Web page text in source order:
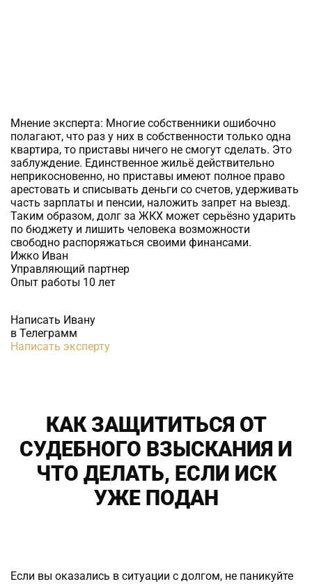
Мнение эксперта: Многие собственники ошибочно
полагают, что раз у них в собственности только одна
квартира, то приставы ничего не смогут сделать. Это
заблуждение. Единственное жильё действительно
неприкосновенно, но приставы имеют полное право
арестовать и списывать деньги со счетов, удерживать
часть зарплаты и пенсии, наложить запрет на выезд.
Таким образом, долг за ЖКХ может серьёзно ударить
по бюджету и лишить человека возможности
свободно распоряжаться своими финансами.
Ижко Иван
Управляющий партнер
Опыт работы 10 лет
Написать Ивану
в Телеграмм
Написать эксперту
КАК ЗАЩИТИТЬСЯ ОТ
СУДЕБНОГО ВЗЫСКАНИЯ И
ЧТО ДЕЛАТЬ, ЕСЛИ ИСК
УЖЕ ПОДАН
Если вы оказались в ситуации с долгом, не паникуйте